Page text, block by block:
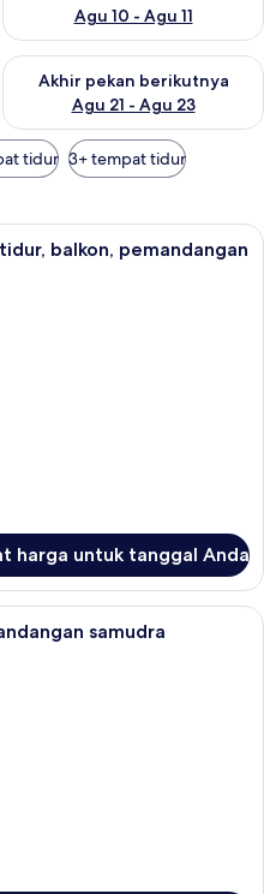
Agu 10 - Agu 11
ini Agu 14 - Agu 16
Akhir pekan berikutnya
Agu 21 - Agu 23
Periksa ketersediaan untuk
tidur 3+ tempat tidur
balkon, pemandangan
harga untuk tanggal Anda
Smart TV 65-inci dengan saluran TV
samudra